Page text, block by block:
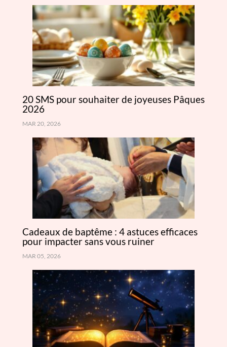
20 SMS pour souhaiter de joyeuses Pâques
2026
MAR 20, 2026
Cadeaux de baptême : 4 astuces efficaces
pour impacter sans vous ruiner
MAR 05, 2026